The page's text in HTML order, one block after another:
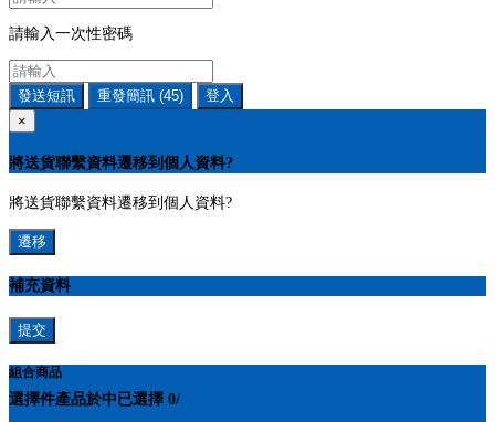
請輸入一次性密碼
發送短訊 重發簡訊 (45)
登入
×
將送貨聯繫資料遷移到個人資料?
將送貨聯繫資料遷移到個人資料?
遷移
補充資料
提交
組合商品
選擇件產品於中已選擇 0/